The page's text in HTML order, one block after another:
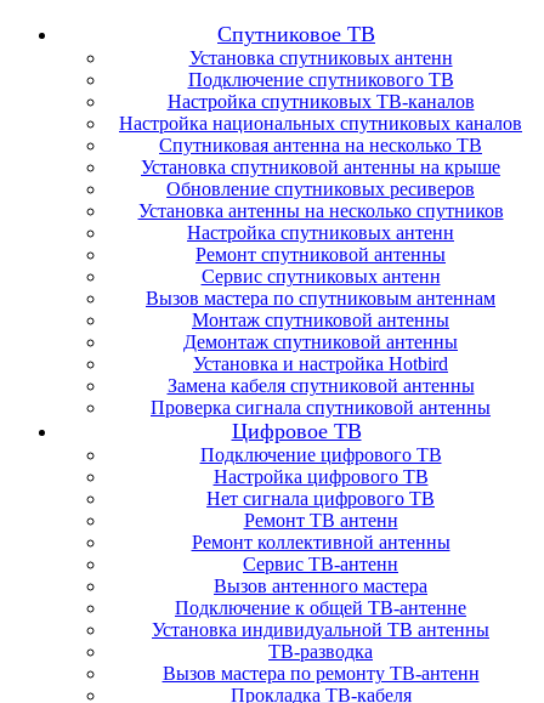
Спутниковое ТВ
Установка спутниковых антенн
Подключение спутникового ТВ
Настройка спутниковых ТВ-каналов
Настройка национальных спутниковых каналов
Спутниковая антенна на несколько ТВ
Установка спутниковой антенны на крыше
Обновление спутниковых ресиверов
Установка антенны на несколько спутников
Настройка спутниковых антенн
Ремонт спутниковой антенны
Сервис спутниковых антенн
Вызов мастера по спутниковым антеннам
Монтаж спутниковой антенны
Демонтаж спутниковой антенны
Установка и настройка Hotbird
Замена кабеля спутниковой антенны
Проверка сигнала спутниковой антенны
Цифровое ТВ
Подключение цифрового ТВ
Настройка цифрового ТВ
Нет сигнала цифрового ТВ
Ремонт ТВ антенн
Ремонт коллективной антенны
Сервис ТВ-антенн
Вызов антенного мастера
Подключение к общей ТВ-антенне
Установка индивидуальной ТВ антенны
ТВ-разводка
Вызов мастера по ремонту ТВ-антенн
Прокладка ТВ-кабеля